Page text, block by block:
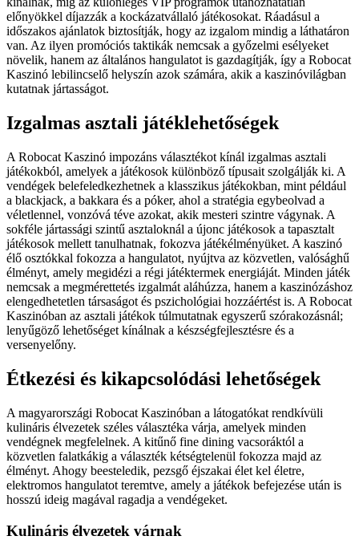
előnyökkel díjazzák a kockázatvállaló játékosokat. Ráadásul a
időszakos ajánlatok biztosítják, hogy az izgalom mindig a láthatáron
van. Az ilyen promóciós taktikák nemcsak a győzelmi esélyeket
növelik, hanem az általános hangulatot is gazdagítják, így a Robocat
Kaszinó lebilincselő helyszín azok számára, akik a kaszinóvilágban
kutatnak jártasságot.
Izgalmas asztali játéklehetőségek
A Robocat Kaszinó impozáns választékot kínál izgalmas asztali
játékokból, amelyek a játékosok különböző típusait szolgálják ki. A
vendégek belefeledkezhetnek a klasszikus játékokban, mint például
a blackjack, a bakkara és a póker, ahol a stratégia egybeolvad a
véletlennel, vonzóvá téve azokat, akik mesteri szintre vágynak. A
sokféle jártassági szintű asztaloknál a újonc játékosok a tapasztalt
játékosok mellett tanulhatnak, fokozva játékélményüket. A kaszinó
élő osztókkal fokozza a hangulatot, nyújtva az közvetlen, valósághű
élményt, amely megidézi a régi játéktermek energiáját. Minden játék
nemcsak a megmérettetés izgalmát aláhúzza, hanem a kaszinózáshoz
elengedhetetlen társaságot és pszichológiai hozzáértést is. A Robocat
Kaszinóban az asztali játékok túlmutatnak egyszerű szórakozásnál;
lenyűgöző lehetőséget kínálnak a készségfejlesztésre és a
versenyelőny.
Étkezési és kikapcsolódási lehetőségek
A magyarországi Robocat Kaszinóban a látogatókat rendkívüli
kulináris élvezetek széles választéka várja, amelyek minden
vendégnek megfelelnek. A kitűnő fine dining vacsoráktól a
közvetlen falatkákig a választék kétségtelenül fokozza majd az
élményt. Ahogy beesteledik, pezsgő éjszakai élet kel életre,
elektromos hangulatot teremtve, amely a játékok befejezése után is
hosszú ideig magával ragadja a vendégeket.
Kulináris élvezetek várnak